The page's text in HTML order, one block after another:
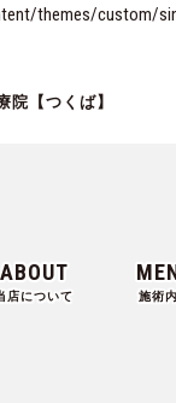
themes/custom/
【つくば】
ABOUT
店について 施術